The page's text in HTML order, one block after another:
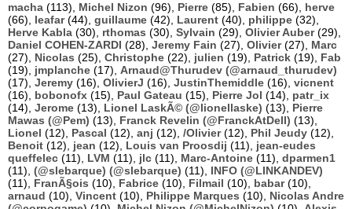
macha (113), Michel Nizon (96), Pierre (85), Fabien (66), herve
(66), leafar(44), guillaume (42), Laurent (40), philippe (32),
Herve Kabla (30), rthomas (30), Sylvain (29), Olivier Auber(29),
Daniel COHEN-ZARDI (28), Jeremy Fain (27), Olivier(27), Marc
(27), Nicolas (25), Christophe (22), julien (19), Patrick (19), Fab
(19), jmplanche (17), Arnaud@Thurudev (@arnaud_thurudev)
(17), Jeremy (16), OlivierJ (16), JustinThemiddle (16), vicnent
(16), bobonofx (15), Paul Gateau (15), Pierre Jol (14), patr_ix
(14), Jerome (13), Lionel LaskÃ© (@lionellaske) (13), Pierre
Mawas (@Pem) (13), Franck Revelin (@FranckAtDell) (13),
Lionel (12), Pascal (12), anj (12), /Olivier(12), Phil Jeudy (12),
Benoit (12), jean (12), Louis van Proosdij (11), jean-eudes
queffelec (11), LVM (11), jlc (11), Marc-Antoine (11), dparmen1
(11), (@slebarque) (@slebarque) (11), INFO (@LINKANDEV)
(11), FranÃ§ois (10), Fabrice (10), Filmail (10), babar(10),
arnaud (10), Vincent (10), Philippe Marques (10), Nicolas Andre